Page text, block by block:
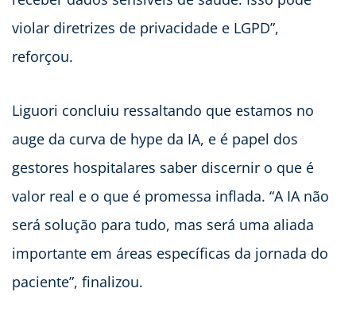
violar diretrizes de privacidade e LGPD”,
reforçou.
Liguori concluiu ressaltando que estamos no
auge da curva de hype da IA, e é papel dos
gestores hospitalares saber discernir o que é
valor real e o que é promessa inflada. “A IA não
será solução para tudo, mas será uma aliada
importante em áreas específicas da jornada do
paciente”, finalizou.